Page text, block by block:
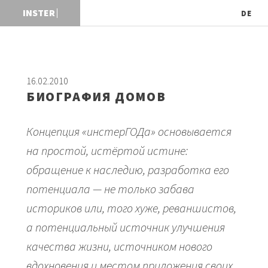
DE
16.02.2010
БИОГРАФИЯ ДОМОВ
Концепция «инстерГОДа» основывается
на простой, истёртой истине:
обращение к наследию, разработка его
потенциала — не только забава
историков или, того хуже, реваншистов,
а потенциальный источник улучшения
качества жизни, источником нового